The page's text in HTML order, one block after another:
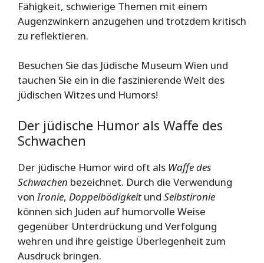
Fähigkeit, schwierige Themen mit einem
Augenzwinkern anzugehen und trotzdem kritisch
zu reflektieren.
Besuchen Sie das Jüdische Museum Wien und
tauchen Sie ein in die faszinierende Welt des
jüdischen Witzes und Humors!
Der jüdische Humor als Waffe des
Schwachen
Der jüdische Humor wird oft als Waffe des
Schwachen bezeichnet. Durch die Verwendung
vonIronie, Doppelbödigkeit und Selbstironie
können sich Juden auf humorvolle Weise
gegenüber Unterdrückung und Verfolgung
wehren und ihre geistige Überlegenheit zum
Ausdruck bringen.